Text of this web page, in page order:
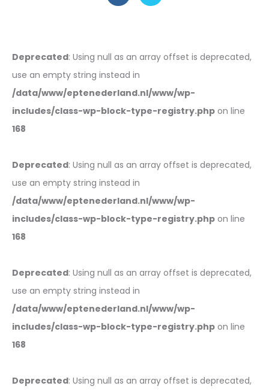
Deprecated: Using null as an array offset is deprecated,
use an empty string instead in
/data/www/eptenederland.nl/www/wp-
includes/class-wp-block-type-registry.php on line
168
Deprecated: Using null as an array offset is deprecated,
use an empty string instead in
/data/www/eptenederland.nl/www/wp-
includes/class-wp-block-type-registry.php on line
168
Deprecated: Using null as an array offset is deprecated,
use an empty string instead in
/data/www/eptenederland.nl/www/wp-
includes/class-wp-block-type-registry.php on line
168
Deprecated: Using null as an array offset is deprecated,